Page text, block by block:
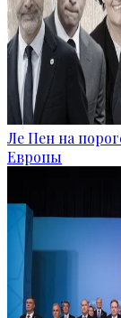
Ле Пен на
Европы